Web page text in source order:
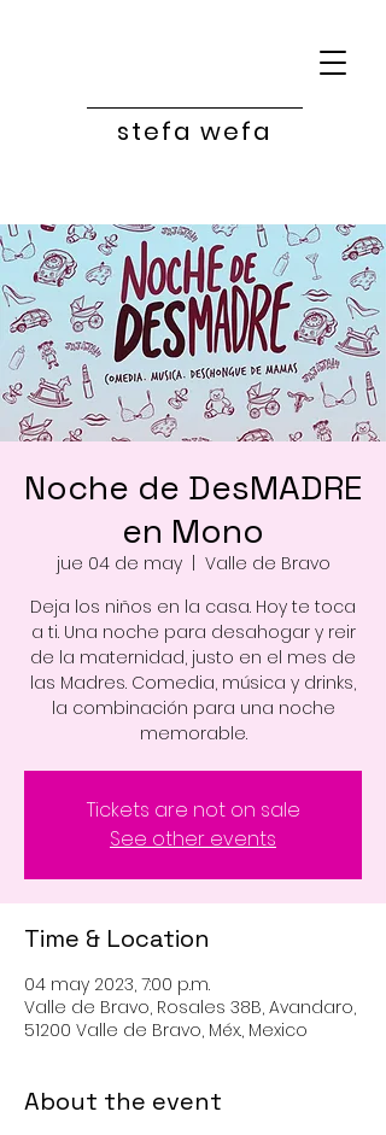
stefa wefa
Noche de DesMADRE
en Mono
jue 04 de may
  |
Valle de Bravo
Deja los niños en la casa. Hoy te toca
a ti. Una noche para desahogar y reir
de la maternidad, justo en el mes de
las Madres. Comedia, música y drinks,
la combinación para una noche
memorable.
Tickets are not on sale
See other events
Time & Location
04 may 2023, 7:00 p.m.
Valle de Bravo, Rosales 38B, Avandaro,
51200 Valle de Bravo, Méx., Mexico
About the event